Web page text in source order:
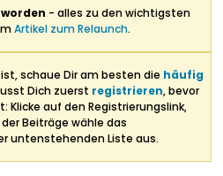
- alles zu den wichtigsten
Artikel zum Relaunch.
schaue Dir am besten die häufig
Dich zuerst registrieren, bevor
Klicke auf den Registrierungslink,
Beiträge wähle das
untenstehenden Liste aus.